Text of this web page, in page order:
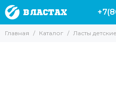
Главная Каталог Ласты